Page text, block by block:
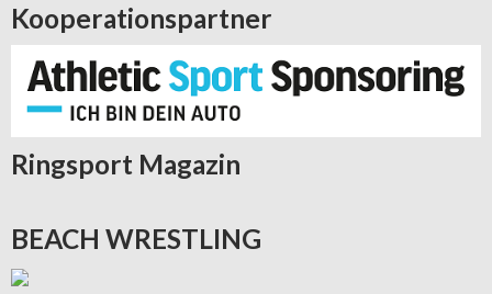
Kooperationspartner
Ringsport Magazin
BEACH WRESTLING